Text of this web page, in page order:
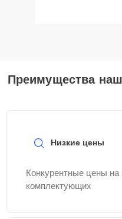
Преимущества
Низкие цены
Конкурентные цены
комплектующих